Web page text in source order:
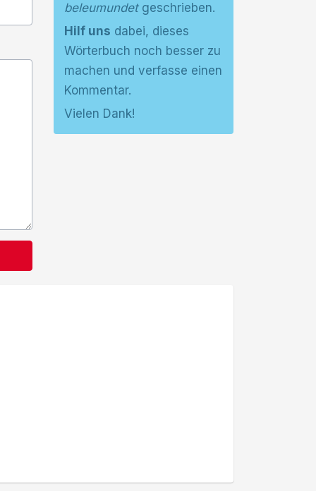
beleumundetgeschrieben.
Hilf uns dabei, dieses
Wörterbuch noch besser zu
machen und verfasse einen
Kommentar.
Vielen Dank!